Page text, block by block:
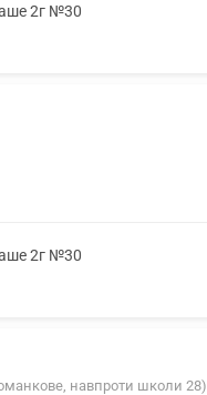
2г №30
2г №30
навпроти школи 28)